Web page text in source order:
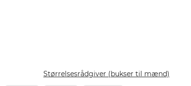
Størrelsesrådgiver (bukser til mænd)